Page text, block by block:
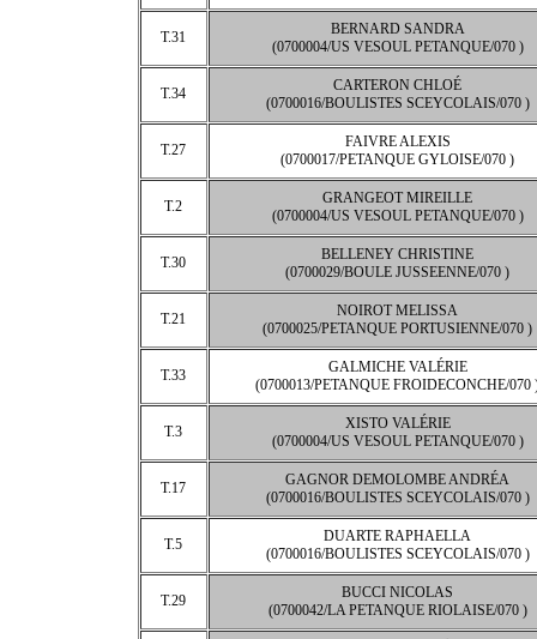
T.31
BERNARD SANDRA
(0700004/US VESOUL PETANQUE/070 )
T.34
CARTERON CHLOÉ
(0700016/BOULISTES SCEYCOLAIS/070 )
T.27
FAIVRE ALEXIS
(0700017/PETANQUE GYLOISE/070 )
T.2
GRANGEOT MIREILLE
(0700004/US VESOUL PETANQUE/070 )
T.30
BELLENEY CHRISTINE
(0700029/BOULE JUSSEENNE/070 )
T.21
NOIROT MELISSA
(0700025/PETANQUE PORTUSIENNE/070 )
T.33
GALMICHE VALÉRIE
(0700013/PETANQUE FROIDECONCHE/070
T.3
XISTO VALÉRIE
(0700004/US VESOUL PETANQUE/070 )
T.17
GAGNOR DEMOLOMBE ANDRÉA
(0700016/BOULISTES SCEYCOLAIS/070 )
T.5
DUARTE RAPHAELLA
(0700016/BOULISTES SCEYCOLAIS/070 )
T.29
BUCCI NICOLAS
(0700042/LA PETANQUE RIOLAISE/070 )